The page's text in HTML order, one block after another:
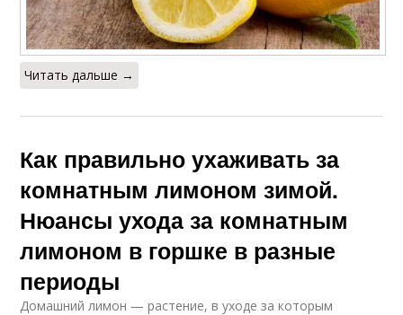
Читать дальше →
Как правильно ухаживать за
комнатным лимоном зимой.
Нюансы ухода за комнатным
лимоном в горшке в разные
периоды
Домашний лимон — растение, в уходе за которым